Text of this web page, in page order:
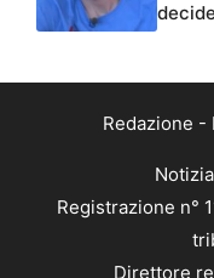
Redazione -
Registrazione n°
Direttore